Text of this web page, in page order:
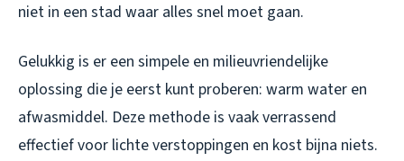
niet in een stad waar alles snel moet gaan.
Gelukkig is er een simpele en milieuvriendelijke
oplossing die je eerst kunt proberen: warm water en
afwasmiddel. Deze methode is vaak verrassend
effectief voor lichte verstoppingen en kost bijna niets.